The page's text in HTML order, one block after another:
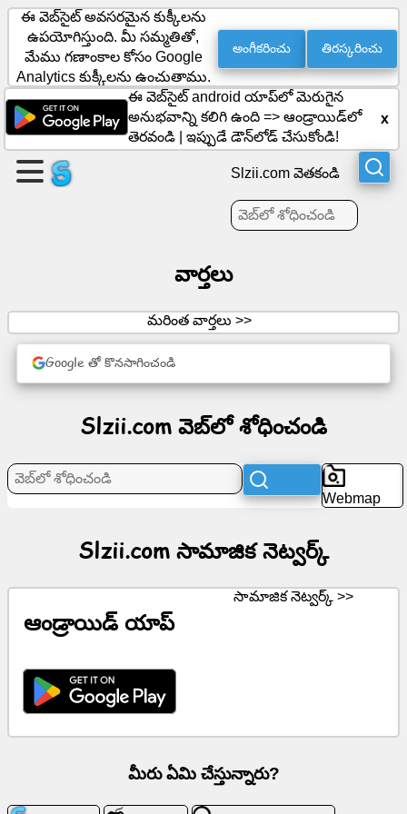
ఒక
పేజీని
సృష్టించండి
సమూహాన్ని
ఎజెండా
వినోదం
వార్తలు
వికీ
పరిచయాలు
ఈ వెబ్‌సైట్ అవసరమైన కుక్కీలను
ఉపయోగిస్తుంది. మీ సమ్మతితో,
మేము గణాంకాల కోసం Google
Analytics కుక్కీలను ఉంచుతాము.
అంగీకరించు తిరస్కరించు
ఈ వెబ్‌సైట్ android యాప్‌లో మెరుగైన
అనుభవాన్ని కలిగి ఉంది => ఆండ్రాయిడ్‌లో
తెరవండి
ఇప్పుడే డౌన్‌లోడ్ చేసుకోండి!
x
Slzii.com వెతకండి
వార్తలు
మరింత వార్తలు >>
Google తో కొనసాగించండి
Slzii.com వెబ్‌లో శోధించండి
Webmap
Slzii.com సామాజిక నెట్వర్క్
ఆండ్రాయిడ్ యాప్
సామాజిక నెట్వర్క్ >>
మీరు ఏమి చేస్తున్నారు?